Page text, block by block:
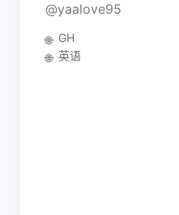
@yaalove95
🌐 GH
🌐 英语